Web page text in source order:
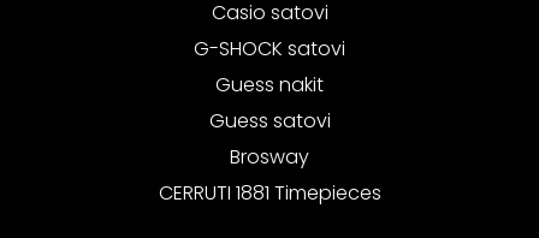
Casio satovi
G-SHOCK satovi
Guess nakit
Guess satovi
Brosway
CERRUTI 1881 Timepieces